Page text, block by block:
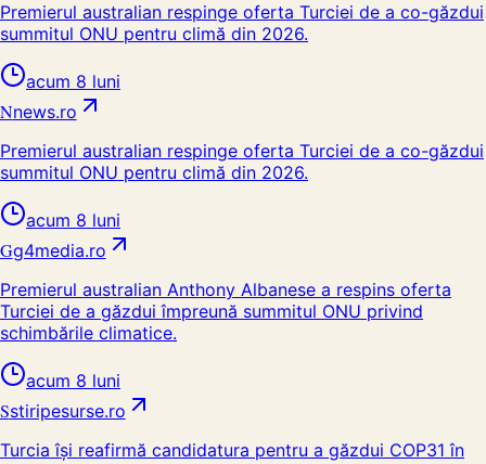
Premierul australian respinge oferta Turciei de a co-găzdui
summitul ONU pentru climă din 2026.
acum 8 luni
Nnews.ro
Premierul australian respinge oferta Turciei de a co-găzdui
summitul ONU pentru climă din 2026.
acum 8 luni
Gg4media.ro
Premierul australian Anthony Albanese a respins oferta
Turciei de a găzdui împreună summitul ONU privind
schimbările climatice.
acum 8 luni
Sstiripesurse.ro
Turcia își reafirmă candidatura pentru a găzdui COP31 în